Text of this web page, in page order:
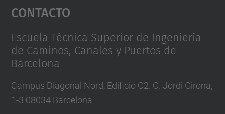
powered by
Contacto
Escuela Técnica Superior de Ingeniería
de Caminos, Canales y Puertos de
Barcelona
Campus Diagonal Nord, Edificio C2. C. Jordi Girona,
1-3 08034 Barcelona